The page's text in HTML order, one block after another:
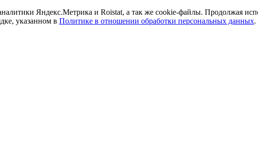
Яндекс.Метрика и Roistat, а так же cookie-файлы. Продолжая
указанном в Политике в отношении обработки персональных данных.